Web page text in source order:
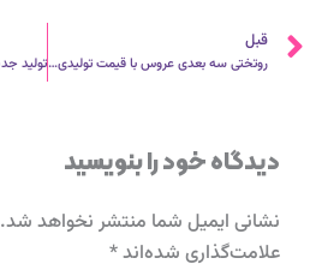
قبلی
قبل
روتختی سه بعدی عروس با قیمت تولیدی رادمان
دیدگاه‌ خود را بنویسید
نشانی ایمیل شما منتشر نخواهد شد.
علامت‌گذاری شده‌اند*